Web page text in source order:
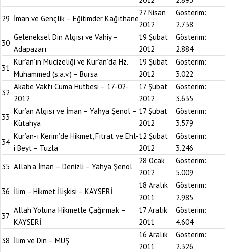
29 İman ve Gençlik – Eğitimder Kağıthane
27 Nisan
2012
Gösterim:
2.738
30
Geleneksel Din Algısı ve Vahiy –
Adapazarı
19 Şubat
2012
Gösterim:
2.884
31
Kur’an’ın Mucizeliği ve Kur’an’da Hz.
Muhammed (s.a.v.) – Bursa
19 Şubat
2012
Gösterim:
3.022
32
Akabe Vakfı Cuma Hutbesi – 17-02-
2012
17 Şubat
2012
Gösterim:
3.635
33
Kur’an Algısı ve İman – Yahya Şenol –
Kütahya
17 Şubat
2012
Gösterim:
3.579
34
Kur’an-ı Kerim’de Hikmet, Fıtrat ve Ehl-
i Beyt – Tuzla
12 Şubat
2012
Gösterim:
3.246
35 Allah’a İman – Denizli – Yahya Şenol
28 Ocak
2012
Gösterim:
5.009
36 İlim – Hikmet İlişkisi – KAYSERİ
18 Aralık
2011
Gösterim:
2.985
37
Allah Yoluna Hikmetle Çağırmak –
KAYSERİ
17 Aralık
2011
Gösterim:
4.604
38 İlim ve Din – MUŞ
16 Aralık
2011
Gösterim:
2.326